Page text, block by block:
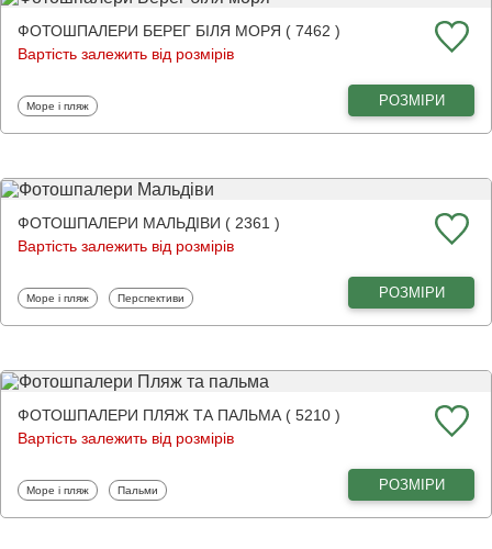
ФОТОШПАЛЕРИ БЕРЕГ БІЛЯ МОРЯ ( 7462 )
Вартість залежить від розмірів
Фотошпалери
Море і пляж РОЗМІРИ
ФОТОШПАЛЕРИ МАЛЬДІВИ ( 2361 )
Вартість залежить від розмірів
Фотошпалери
Море і пляж Фотошпалери
Перспективи РОЗМІРИ
ФОТОШПАЛЕРИ ПЛЯЖ ТА ПАЛЬМА ( 5210 )
Вартість залежить від розмірів
Фотошпалери
Море і пляж Фотошпалери
Пальми РОЗМІРИ